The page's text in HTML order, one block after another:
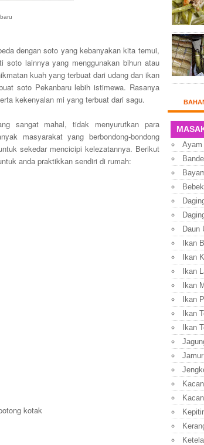
dengan soto yang kebanyakan kita temui,
soto lainnya yang menggunakan bihun atau
kuah yang terbuat dari udang dan ikan
soto Pekanbaru lebih istimewa. Rasanya
kekenyalan mi yang terbuat dari sagu.
sangat mahal, tidak menyurutkan para
masyarakat yang berbondong-bondong
sekedar mencicipi kelezatannya. Berikut
anda praktikkan sendiri di rumah:
kotak
Ayam
Bebek
Daun
Ikan
Ikan
Ikan
Ikan
Ikan
Ikan
Ikan
Jamur
Ketela